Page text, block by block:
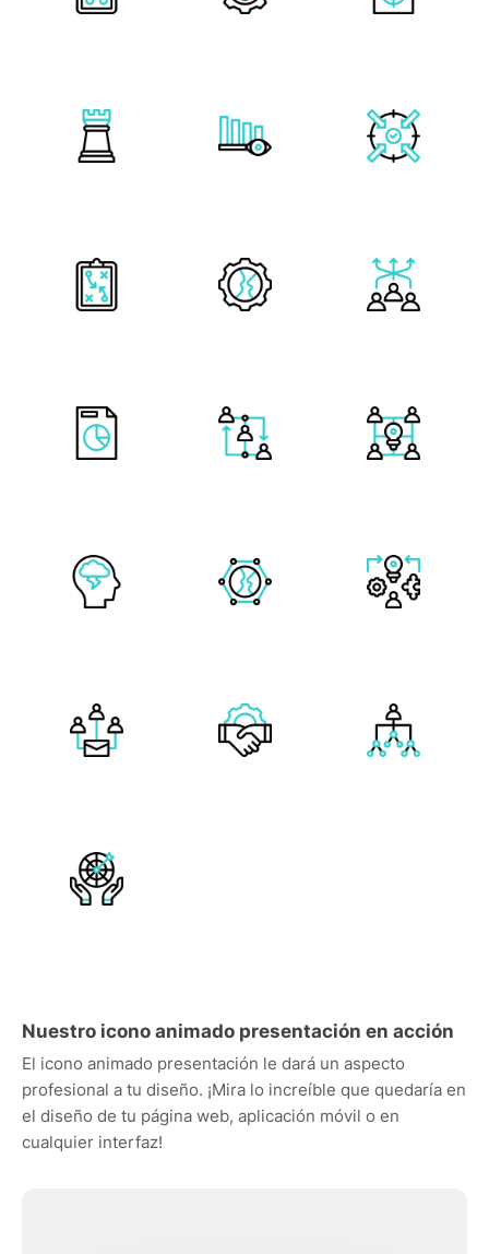
Nuestro icono animado presentación en acción
El icono animado presentación le dará un aspecto
profesional a tu diseño. ¡Mira lo increíble que quedaría en
el diseño de tu página web, aplicación móvil o en
cualquier interfaz!